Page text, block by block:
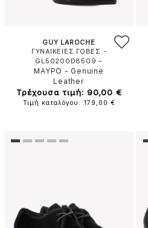
GUY LAROCHE
ΓΥΝΑΙΚΕΙΕΣ ΓΟΒΕΣ -
GL50200D8509 -
ΜΑΥΡΟ - Genuine
Leather
Τρέχουσα τιμή: 90,00 €
Τιμή καταλόγου: 179,00 €